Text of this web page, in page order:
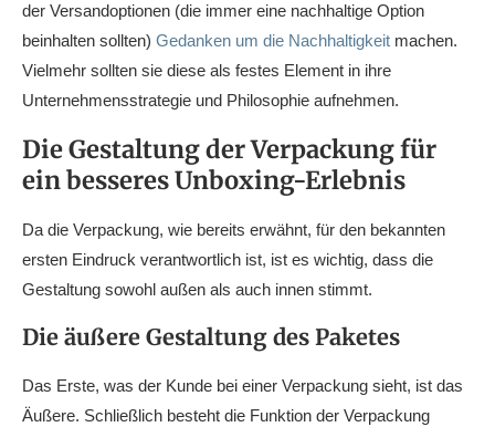
der Versandoptionen (die immer eine nachhaltige Option
beinhalten sollten) Gedanken um die Nachhaltigkeit machen.
Vielmehr sollten sie diese als festes Element in ihre
Unternehmensstrategie und Philosophie aufnehmen.
Die Gestaltung der Verpackung für
ein besseres Unboxing-Erlebnis
Da die Verpackung, wie bereits erwähnt, für den bekannten
ersten Eindruck verantwortlich ist, ist es wichtig, dass die
Gestaltung sowohl außen als auch innen stimmt.
Die äußere Gestaltung des Paketes
Das Erste, was der Kunde bei einer Verpackung sieht, ist das
Äußere. Schließlich besteht die Funktion der Verpackung